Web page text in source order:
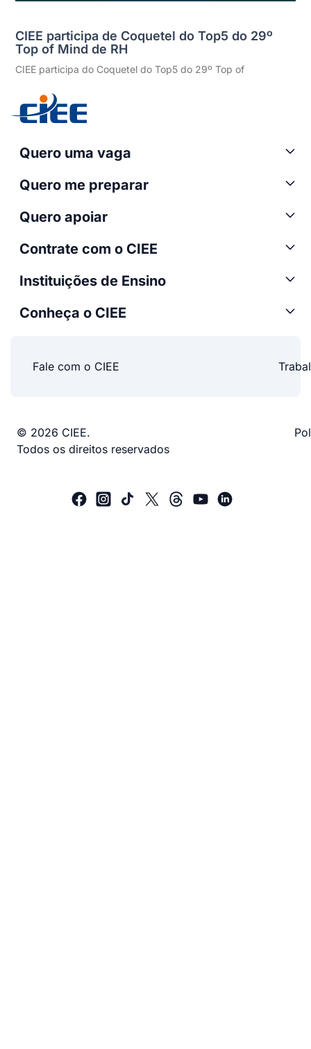
CIEE participa de Coquetel do Top5 do 29º
Top of Mind de RH
CIEE participa do Coquetel do Top5 do 29º Top of
Quero uma vaga
Quero me preparar
Quero apoiar
Contrate com o CIEE
Instituições de Ensino
Conheça o CIEE
Fale com o CIEE
© 2026 CIEE.
Todos os direitos reservados